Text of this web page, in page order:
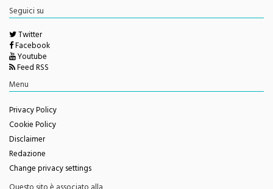
Twitter
Facebook
Youtube
Feed RSS
Menu
Privacy Policy
Cookie Policy
Disclaimer
Redazione
Change privacy settings
Questo sito è associato alla